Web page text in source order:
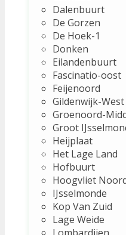
Dalenbuurt
De Gorzen
De Hoek-1
Donken
Eilandenbuurt
Fascinatio-oost
Feijenoord
Gildenwijk-West
Groenoord-
Groot
Heijplaat
Het Lage Land
Hofbuurt
Hoogvliet
IJsselmonde
Kop Van Zuid
Lage Weide